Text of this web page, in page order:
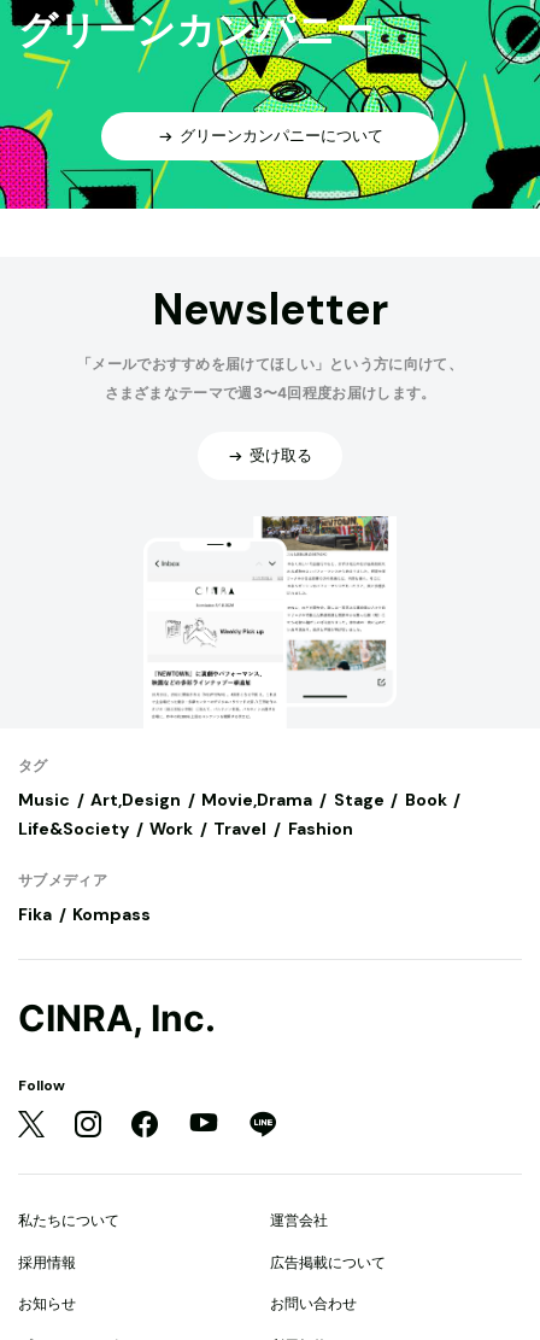
グリーンカンパニー
グリーンカンパニーについて
Newsletter
「メールでおすすめを届けてほしい」という方に向けて、
さまざまなテーマで週3〜4回程度お届けします。
受け取る
タグ
Music Art,Design Movie,Drama Stage
Book
Life&Society
Work Travel Fashion
サブメディア
Fika Kompass
CINRA, Inc.
Follow
私たちについて 運営会社
採用情報 広告掲載について
お知らせ お問い合わせ